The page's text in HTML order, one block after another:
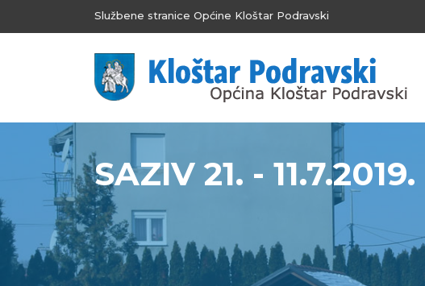
Službene stranice Općine Kloštar Podravski
SAZIV 21. - 11.7.2019.